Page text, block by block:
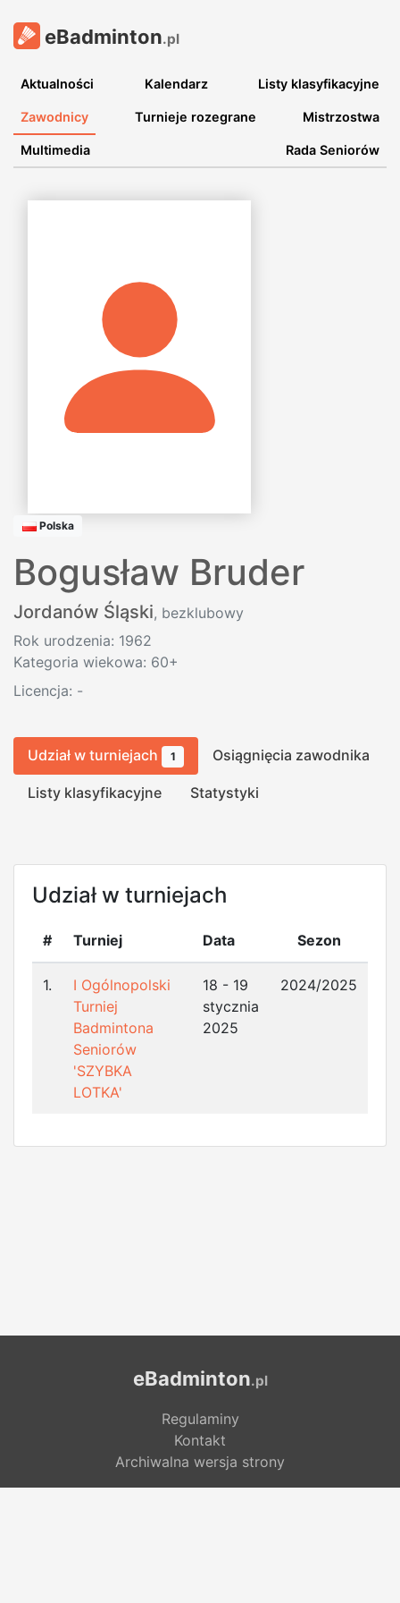
eBadminton.pl
Aktualności Kalendarz Listy klasyfikacyjne
Zawodnicy Turnieje rozegrane Mistrzostwa
Multimedia Rada Seniorów
Polska
Bogusław Bruder
Jordanów Śląski, bezklubowy
Rok urodzenia: 1962
Kategoria wiekowa: 60+
Licencja: -
Udział w turniejach 1 Osiągnięcia zawodnika
Listy klasyfikacyjne Statystyki
Udział w turniejach
# Turniej Data Sezon
1.
I Ogólnopolski
Turniej
Badmintona
Seniorów
'SZYBKA
LOTKA'
18 - 19
stycznia
2025
2024/2025
eBadminton.pl
Regulaminy
Kontakt
Archiwalna wersja strony